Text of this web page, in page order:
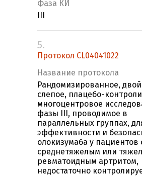
Фаза КИ
5.
Протокол CL04041022
Название протокола
Рандомизированное,
слепое, плацебо-
многоцентровое
фазы III, проводимое в
параллельных группах,
эффективности и
олокизумаба у пациентов
среднетяжелым или
ревматоидным артритом,
недостаточно